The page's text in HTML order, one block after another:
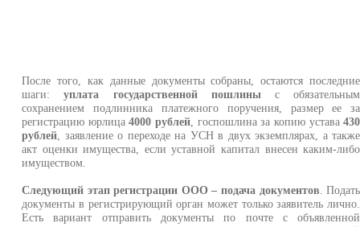
После того, как данные документы собраны, остаются последние
шаги:уплата государственной пошлиныс обязательным
сохранением подлинника платежного поручения, размер ее за
регистрацию юрлица4000 рублей , госпошлина за копию устава430
рублей , заявление о переходе на УСН в двух экземплярах, а также
акт оценки имущества, если уставной капитал внесен каким-либо
имуществом.
Следующий этап регистрации ООО – подача документов . Подать
документы в регистрирующий орган может только заявитель лично.
Есть вариант отправить документы по почте с объявленной